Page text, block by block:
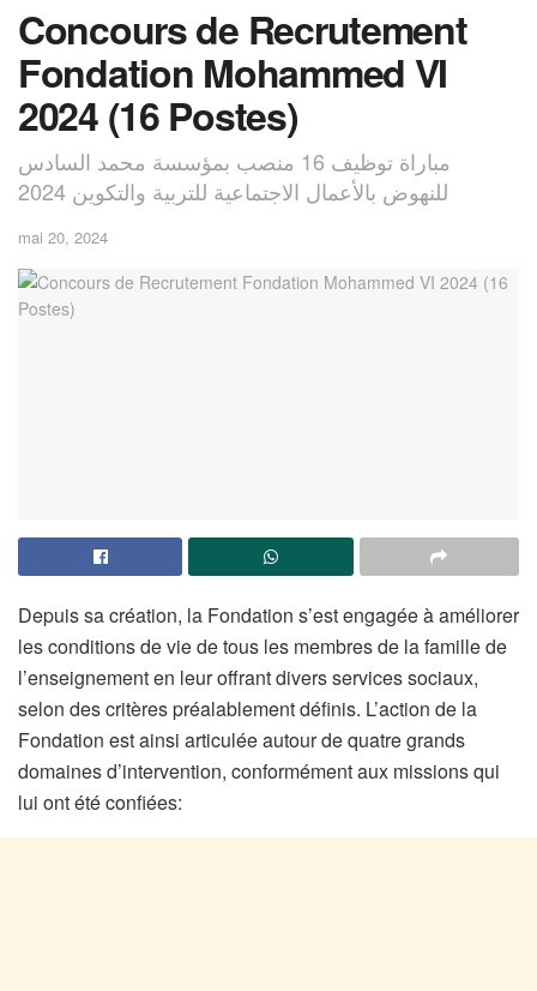
Concours de Recrutement
Fondation Mohammed VI
2024 (16 Postes)
مباراة توظيف 16 منصب بمؤسسة محمد السادس
للنهوض بالأعمال الاجتماعية للتربية والتكوين 2024
mai 20, 2024
Depuis sa création, la Fondation s’est engagée à améliorer
les conditions de vie de tous les membres de la famille de
l’enseignement en leur offrant divers services sociaux,
selon des critères préalablement définis. L’action de la
Fondation est ainsi articulée autour de quatre grands
domaines d’intervention, conformément aux missions qui
lui ont été confiées: